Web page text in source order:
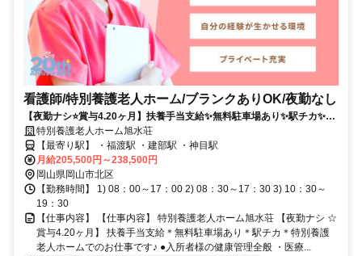
看護師/特別養護老人ホーム/ブランクありOK/夜勤なし
【夜勤ナシ⭐賞与4.20ヶ月】扶養手当支給✨無料駐車場あり✨駅チカ✨特
別養護老人ホームでのお仕事です✨
特別養護老人ホーム旭水荘
【最寄り駅】 ・福渡駅 ・建部駅 ・神目駅
月給205,500円～238,500円
岡山県岡山市北区
【勤務時間】 1) 08：00～17：00 2) 08：30～17：30 3) 10：30～
19：30
【仕事内容】 【仕事内容】 特別養護老人ホーム旭水荘 【夜勤ナシ ☆
賞与4.20ヶ月】 扶養手当支給＊無料駐車場あり＊駅チカ＊特別養護
老人ホームでのお仕事です♪ ●入所者様の健康管理全般 ・医療...